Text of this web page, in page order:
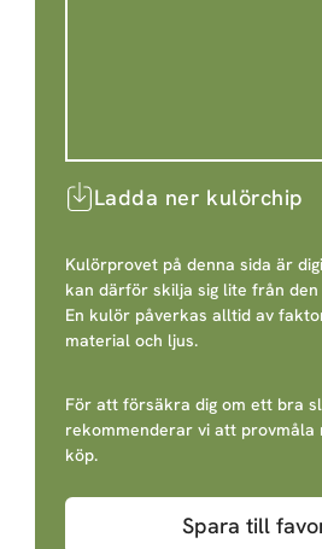
Ladda ner kulörchip
Kulörprovet på denna sida är
kan därför skilja sig lite från
En kulör påverkas alltid av
material och ljus.
För att försäkra dig om ett bra
rekommenderar vi att provmåla
köp.
Spara till